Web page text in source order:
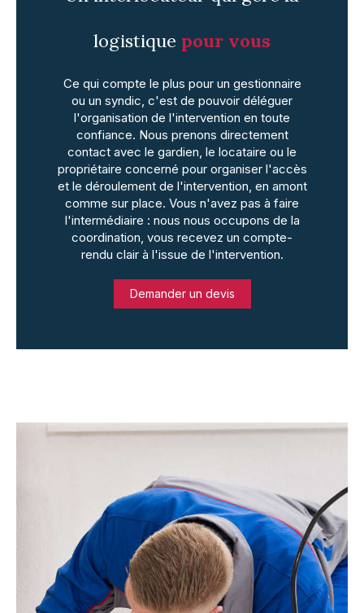
logistique pour vous
Ce qui compte le plus pour un gestionnaire
ou un syndic, c'est de pouvoir déléguer
l'organisation de l'intervention en toute
confiance. Nous prenons directement
contact avec le gardien, le locataire ou le
propriétaire concerné pour organiser l'accès
et le déroulement de l'intervention, en amont
comme sur place. Vous n'avez pas à faire
l'intermédiaire : nous nous occupons de la
coordination, vous recevez un compte-
rendu clair à l'issue de l'intervention.
Demander un devis